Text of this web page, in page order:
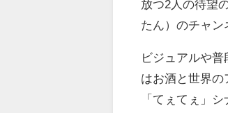
放つ2人の待望
たん）のチャン
ビジュアルや
はお酒と世界の
「てぇてぇ」